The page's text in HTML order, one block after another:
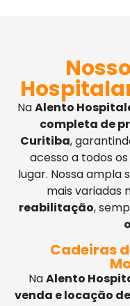
NaAlento
completa de
Curitiba,
acesso a todos
lugar. Nossa ampla
mais variadas
reabilitação,
Cadeiras
NaAlento
venda e locação